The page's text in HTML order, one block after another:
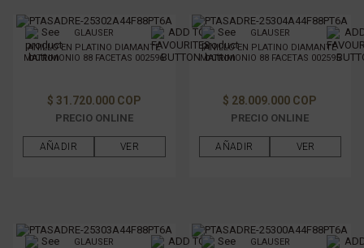
GLAUSER
ANILLO EN PLATINO DIAMANTE
MATRIMONIO 88 FACETAS 002596
$ 31.720.000 COP
PRECIO ONLINE
AÑADIR VER
GLAUSER
ANILLO EN PLATINO DIAMANTE
MATRIMONIO 88 FACETAS 002595
$ 28.009.000 COP
PRECIO ONLINE
AÑADIR VER
GLAUSER
GLAUSER